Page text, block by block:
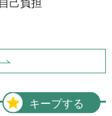
キープする